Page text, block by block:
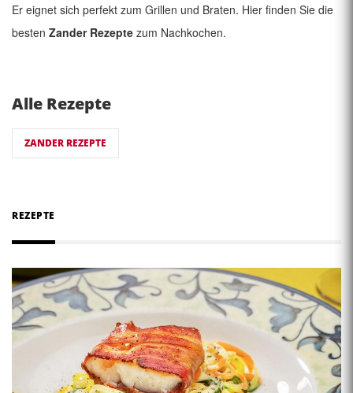
Er eignet sich perfekt zum Grillen und Braten. Hier finden Sie die
besten Zander Rezepte zum Nachkochen.
Alle Rezepte
ZANDER REZEPTE
REZEPTE